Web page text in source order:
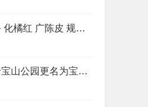
《广佛手 化橘红 广陈皮 规范化栽培技术》
化州关于宝山公园更名为宝山贡园的征求意见稿